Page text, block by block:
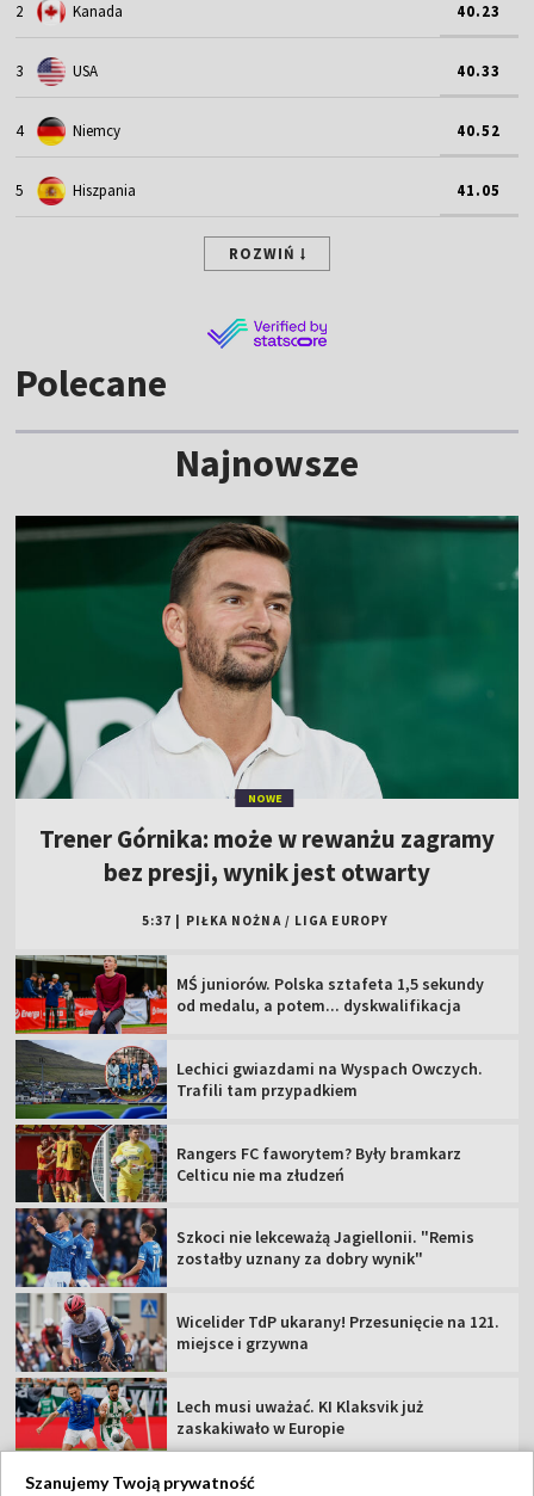
2 Kanada 40.23
3 USA 40.33
4 Niemcy 40.52
5 Hiszpania 41.05
ROZWIŃ
Polecane
Najnowsze
NOWE
Trener Górnika: może w rewanżu zagramy
bez presji, wynik jest otwarty
5:37 PIŁKA NOŻNA / LIGA EUROPY
MŚ juniorów. Polska sztafeta 1,5 sekundy
od medalu, a potem... dyskwalifikacja
Lechici gwiazdami na Wyspach Owczych.
Trafili tam przypadkiem
Rangers FC faworytem? Były bramkarz
Celticu nie ma złudzeń
Szkoci nie lekceważą Jagiellonii. "Remis
zostałby uznany za dobry wynik"
Wicelider TdP ukarany! Przesunięcie na 121.
miejsce i grzywna
Lech musi uważać. KI Klaksvik już
zaskakiwało w Europie
Szanujemy Twoją prywatność